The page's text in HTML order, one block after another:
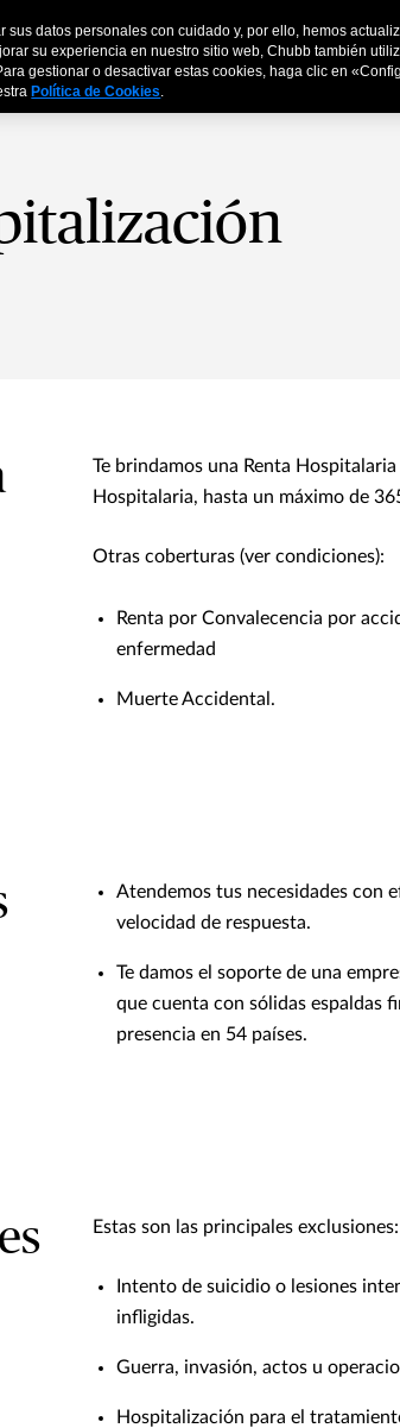
y FamiliasEmpresasSocios Comerciales
Te brindamos una Renta
Hospitalaria, hasta un máximo de
Otras coberturas (ver condiciones):
Renta por Convalecencia por
enfermedad
Muerte Accidental.
Atendemos tus necesidades con
velocidad de respuesta.
Te damos el soporte de una
que cuenta con sólidas espaldas
presencia en 54 países.
Estas son las principales exclusiones:
Intento de suicidio o lesiones
infligidas.
Guerra, invasión, actos u
Hospitalización para el
datos personales con cuidado y, por ello, hemos
su experiencia en nuestro sitio web, Chubb también
gestionar o desactivar estas cookies, haga clic en
Política de Cookies.